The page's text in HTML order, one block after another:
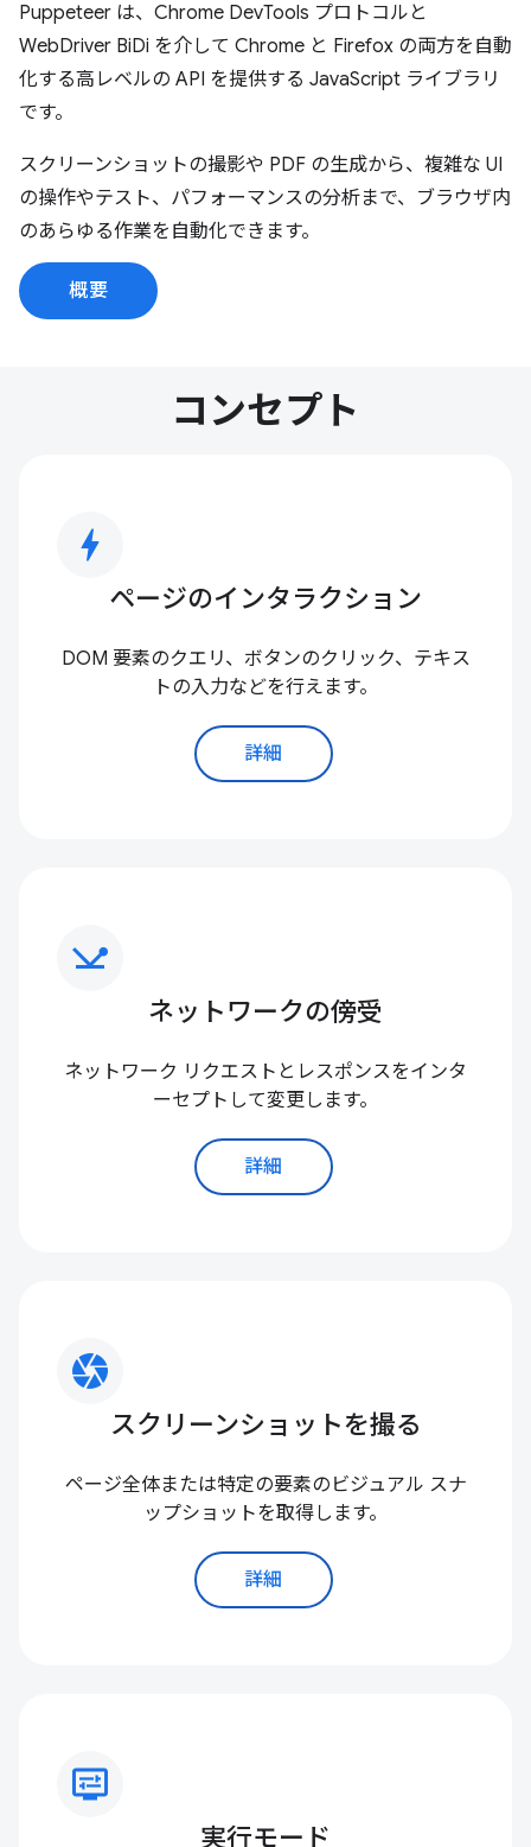
Puppeteer は、Chrome DevTools プロトコルと
WebDriver BiDi を介して Chrome と Firefox の両方を自動
化する高レベルの API を提供する JavaScript ライブラリ
です。
スクリーンショットの撮影や PDF の生成から、複雑な UI
の操作やテスト、パフォーマンスの分析まで、ブラウザ内
のあらゆる作業を自動化できます。
概要
コンセプト
bolt
ページのインタラクション
DOM 要素のクエリ、ボタンのクリック、テキス
トの入力などを行えます。
詳細
network_ping
ネットワークの傍受
ネットワーク リクエストとレスポンスをインタ
ーセプトして変更します。
詳細
camera
スクリーンショットを撮る
ページ全体または特定の要素のビジュアル スナ
ップショットを取得します。
詳細
display_settings
実行モード